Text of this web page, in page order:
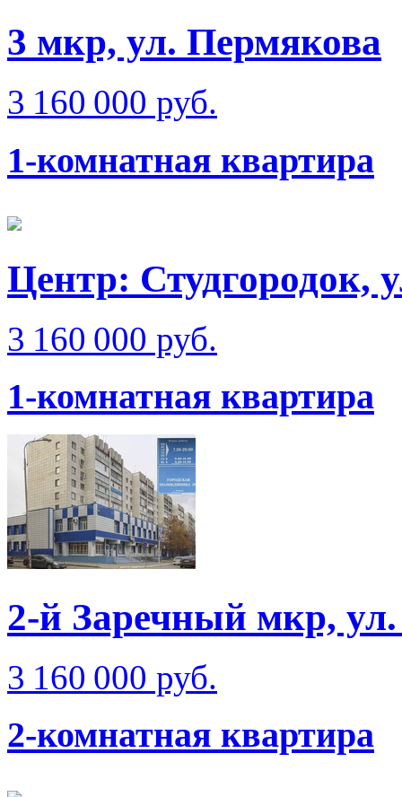
3 мкр, ул. Пермякова
3 160 000 руб.
1-комнатная квартира
Центр: Студгородок,
3 160 000 руб.
1-комнатная квартира
2-й Заречный мкр,
3 160 000 руб.
2-комнатная квартира